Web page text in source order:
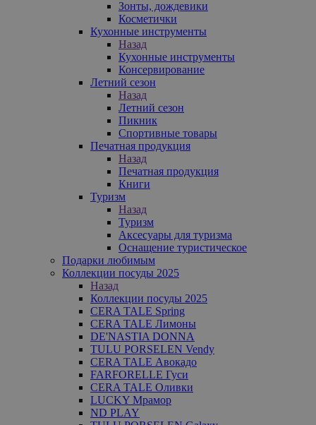
Зонты, дождевики
Косметички
Кухонные инструменты
Назад
Кухонные инструменты
Консервирование
Летний сезон
Назад
Летний сезон
Пикник
Спортивные товары
Печатная продукция
Назад
Печатная продукция
Книги
Туризм
Назад
Туризм
Аксесуары для туризма
Оснащение туристическое
Подарки любимым
Коллекции посуды 2025
Назад
Коллекции посуды 2025
CERA TALE Spring
CERA TALE Лимоны
DE'NASTIA DONNA
TULU PORSELEN Vendy
CERA TALE Авокадо
FARFORELLE Гуси
CERA TALE Оливки
LUCKY Мрамор
ND PLAY